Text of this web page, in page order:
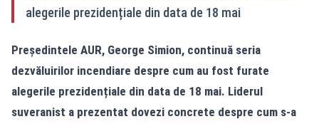
alegerile prezidențiale din data de 18 mai
Președintele AUR, George Simion, continuă seria
dezvăluirilor incendiare despre cum au fost furate
alegerile prezidențiale din data de 18 mai. Liderul
suveranist a prezentat dovezi concrete despre cum s-a